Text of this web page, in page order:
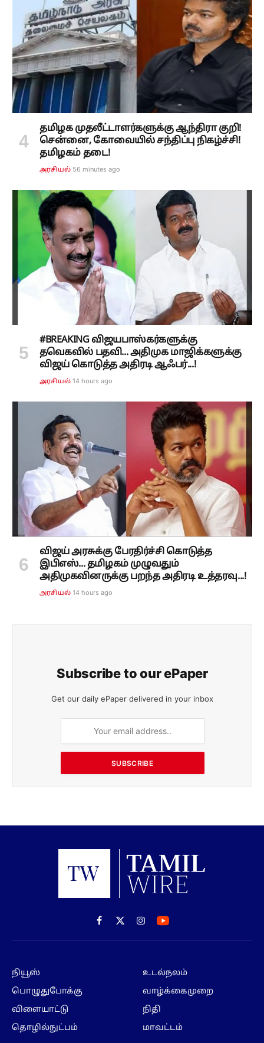
தமிழக முதலீட்டாளர்களுக்கு ஆந்திரா குறி!
சென்னை, கோவையில் சந்திப்பு நிகழ்ச்சி!
தமிழகம் தடை!
அரசியல் 56 minutes ago
#BREAKING விஜயபாஸ்கர்களுக்கு
தவெகவில் பதவி... அதிமுக மாஜிக்களுக்கு
விஜய் கொடுத்த அதிரடி ஆஃபர்...!
அரசியல் 14 hours ago
விஜய் அரசுக்கு பேரதிர்ச்சி கொடுத்த
இபிஎஸ்... தமிழகம் முழுவதும்
அதிமுகவினருக்கு பறந்த அதிரடி உத்தரவு...!
அரசியல் 14 hours ago
Subscribe to our ePaper
Get our daily ePaper delivered in your inbox
SUBSCRIBE
Facebook
X
(Twitter)
Instagram
நியூஸ்
பொழுதுபோக்கு
விளையாட்டு
தொழில்நுட்பம்
உடல்நலம்
வாழ்க்கைமுறை
நிதி
மாவட்டம்